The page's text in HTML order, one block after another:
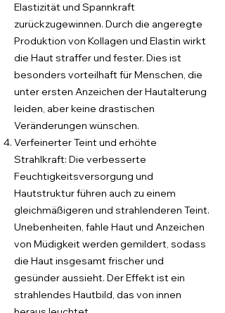
Elastizität und Spannkraft
zurückzugewinnen. Durch die angeregte
Produktion von Kollagen und Elastin wirkt
die Haut straffer und fester. Dies ist
besonders vorteilhaft für Menschen, die
unter ersten Anzeichen der Hautalterung
leiden, aber keine drastischen
Veränderungen wünschen.
Verfeinerter Teint und erhöhte
Strahlkraft: Die verbesserte
Feuchtigkeitsversorgung und
Hautstruktur führen auch zu einem
gleichmäßigeren und strahlenderen Teint.
Unebenheiten, fahle Haut und Anzeichen
von Müdigkeit werden gemildert, sodass
die Haut insgesamt frischer und
gesünder aussieht. Der Effekt ist ein
strahlendes Hautbild, das von innen